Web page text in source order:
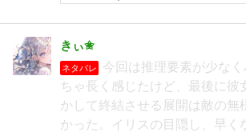
きぃ✬
ネタバレ
今回は推理要素が少なく
ちゃ長く感じたけど、最後に彼
かして終結させる展開は敵の無
かった。イリスの目隠し、早く